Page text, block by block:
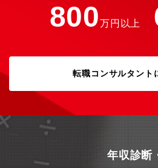
800万円以上
転職コンサルタント
年収診断